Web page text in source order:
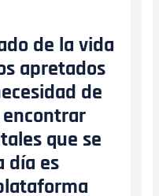
de la vida
apretados
de
que se
día es